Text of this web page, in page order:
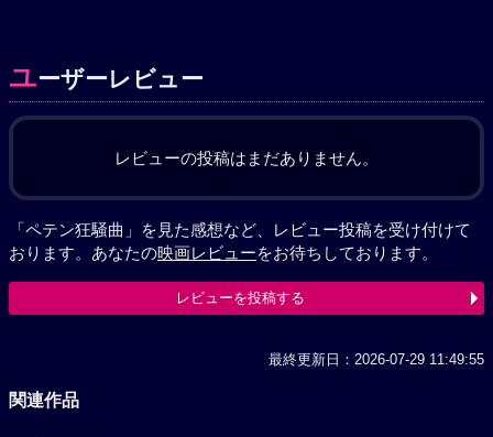
ユーザーレビュー
レビューの投稿はまだありません。
「ペテン狂騒曲」を見た感想など、レビュー投稿を受け付けて
おります。あなたの映画レビューをお待ちしております。
レビューを投稿する
最終更新日：2026-07-29 11:49:55
関連作品